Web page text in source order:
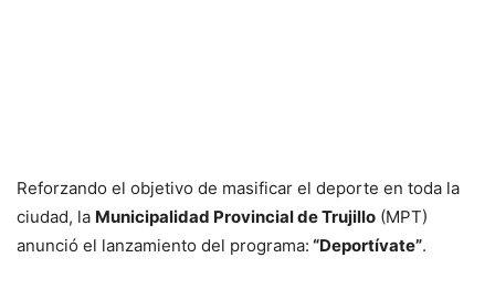
Reforzando el objetivo de masificar el deporte en toda la
ciudad, la Municipalidad Provincial de Trujillo (MPT)
anunció el lanzamiento del programa: “Deportívate”.